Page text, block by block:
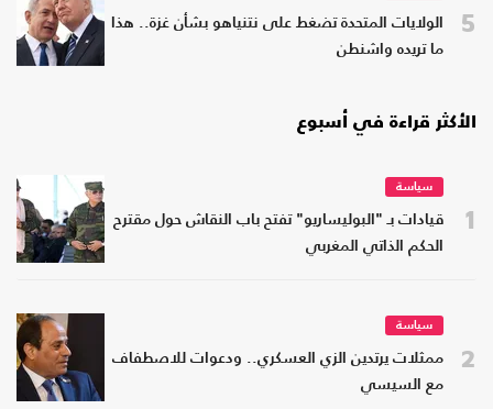
5
الولايات المتحدة تضغط على نتنياهو بشأن غزة.. هذا
ما تريده واشنطن
الأكثر قراءة في أسبوع
1
سياسة
قيادات بـ "البوليساريو" تفتح باب النقاش حول مقترح
الحكم الذاتي المغربي
2
سياسة
ممثلات يرتدين الزي العسكري.. ودعوات للاصطفاف
مع السيسي